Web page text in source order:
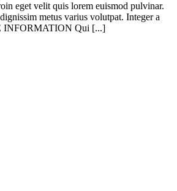
eget velit quis lorem euismod pulvinar.
metus varius volutpat. Integer a
INFORMATION Qui [...]